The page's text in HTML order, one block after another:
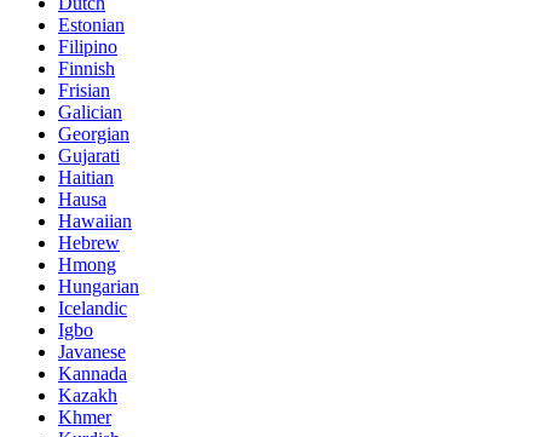
Estonian
Filipino
Finnish
Frisian
Galician
Georgian
Gujarati
Haitian
Hausa
Hawaiian
Hebrew
Hmong
Hungarian
Icelandic
Igbo
Javanese
Kannada
Kazakh
Khmer